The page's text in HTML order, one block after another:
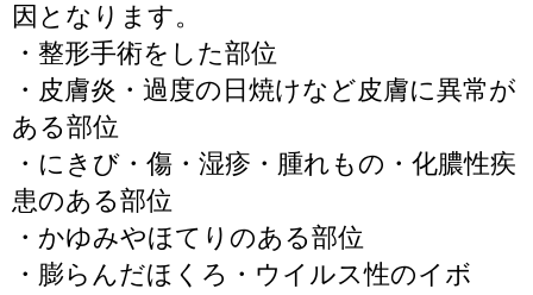
因となります。
・整形手術をした部位
・皮膚炎・過度の日焼けなど皮膚に異常が
ある部位
・にきび・傷・湿疹・腫れもの・化膿性疾
患のある部位
・かゆみやほてりのある部位
・膨らんだほくろ・ウイルス性のイボ